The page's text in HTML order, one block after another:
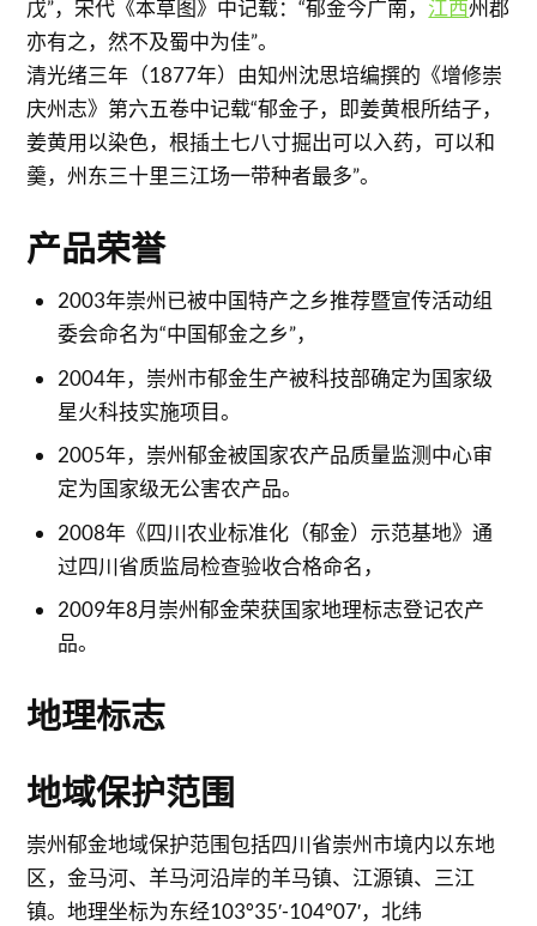
戊”，宋代《本草图》中记载：“郁金今广南， 江西州郡
亦有之，然不及蜀中为佳”。
清光绪三年（1877年）由知州沈思培编撰的《增修崇
庆州志》第六五卷中记载“郁金子，即姜黄根所结子，
姜黄用以染色，根插土七八寸掘出可以入药，可以和
羹，州东三十里三江场一带种者最多”。
产品荣誉
2003年崇州已被中国特产之乡推荐暨宣传活动组
委会命名为“中国郁金之乡”，
2004年，崇州市郁金生产被科技部确定为国家级
星火科技实施项目。
2005年，崇州郁金被国家农产品质量监测中心审
定为国家级无公害农产品。
2008年《四川农业标准化（郁金）示范基地》通
过四川省质监局检查验收合格命名，
2009年8月崇州郁金荣获国家地理标志登记农产
品。
地理标志
地域保护范围
崇州郁金地域保护范围包括四川省崇州市境内以东地
区，金马河、羊马河沿岸的羊马镇、江源镇、三江
镇。地理坐标为东经103°35′-104°07′，北纬